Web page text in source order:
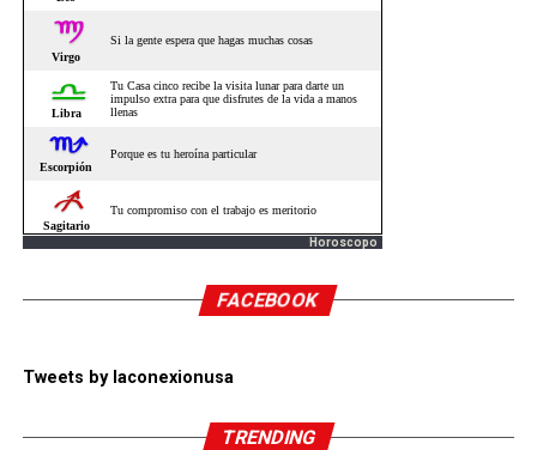
Horoscopo
FACEBOOK
Tweets by laconexionusa
TRENDING